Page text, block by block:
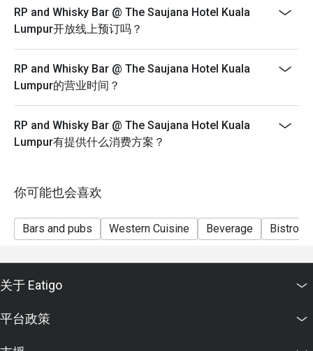
both your table and discount altogether.
Seating preference is subject to restaurant's discretion.
The restaurant may ask you to wait during peak hour.
Eatigo discounts cannot be combined with other offers
from the restaurant or third parties.
RP and Whisky Bar @ The Saujana Hotel Kuala
Lumpur开放线上预订吗？
RP and Whisky Bar @ The Saujana Hotel Kuala
Lumpur的营业时间？
RP and Whisky Bar @ The Saujana Hotel Kuala
Lumpur有提供什么消费方案？
你可能也会喜欢
Bars and pubs Western Cuisine Beverage Bistro
关于 Eatigo
平台政策